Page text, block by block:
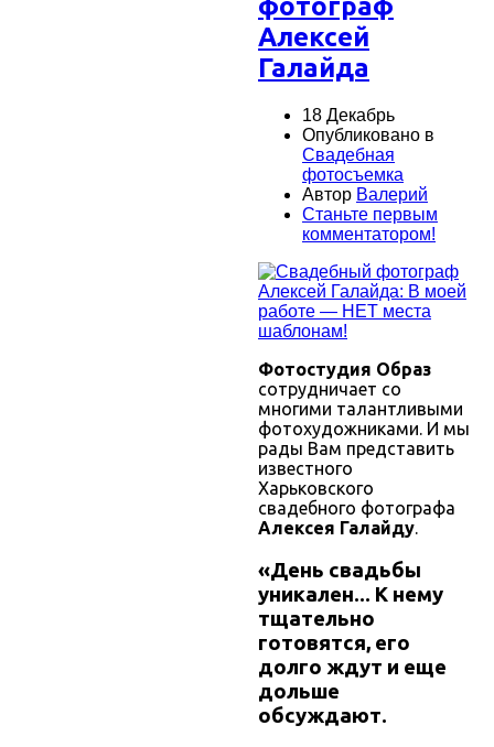
фотограф
Алексей
Галайда
18 Декабрь
Опубликовано в
Свадебная
фотосъемка
Автор Валерий
Станьте первым
комментатором!
Фотостудия Образ
сотрудничает со
многими талантливыми
фотохудожниками. И мы
рады Вам представить
известного
Харьковского
свадебного фотографа
Алексея Галайду.
«День свадьбы
уникален... К нему
тщательно
готовятся, его
долго ждут и еще
дольше
обсуждают.